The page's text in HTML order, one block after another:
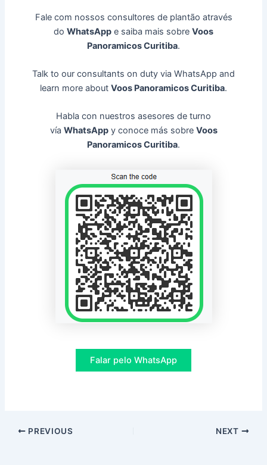
Fale com nossos consultores de plantão através
do WhatsApp e saiba mais sobre Voos
Panoramicos Curitiba.
Talk to our consultants on duty via WhatsApp and
learn more about Voos Panoramicos Curitiba.
Habla con nuestros asesores de turno
vía WhatsAppy conoce más sobre Voos
Panoramicos Curitiba.
Falar pelo WhatsApp
Post
PREVIOUS NEXT